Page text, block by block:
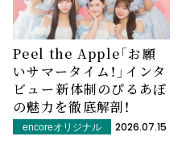
Peel the Apple「お願
いサマータイム！」インタ
ビュー――新体制のぴるあぽ
の魅力を徹底解剖！
encoreオリジナル 2026.07.15